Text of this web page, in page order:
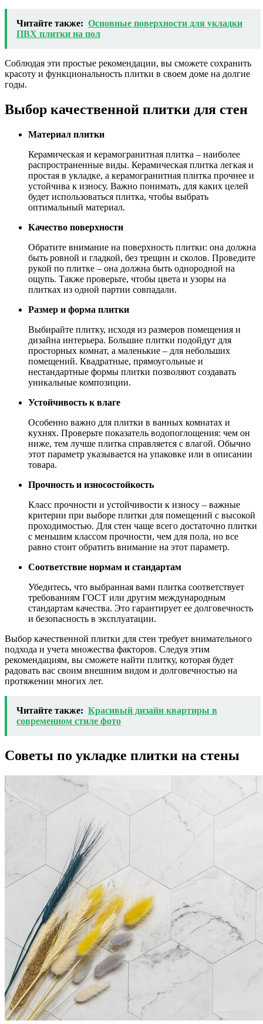
Читайте также: Основные поверхности для укладки
ПВХ плитки на пол
Соблюдая эти простые рекомендации, вы сможете сохранить
красоту и функциональность плитки в своем доме на долгие
годы.
Выбор качественной плитки для стен
Материал плитки
Керамическая и керамогранитная плитка – наиболее
распространенные виды. Керамическая плитка легкая и
простая в укладке, а керамогранитная плитка прочнее и
устойчива к износу. Важно понимать, для каких целей
будет использоваться плитка, чтобы выбрать
оптимальный материал.
Качество поверхности
Обратите внимание на поверхность плитки: она должна
быть ровной и гладкой, без трещин и сколов. Проведите
рукой по плитке – она должна быть однородной на
ощупь. Также проверьте, чтобы цвета и узоры на
плитках из одной партии совпадали.
Размер и форма плитки
Выбирайте плитку, исходя из размеров помещения и
дизайна интерьера. Большие плитки подойдут для
просторных комнат, а маленькие – для небольших
помещений. Квадратные, прямоугольные и
нестандартные формы плитки позволяют создавать
уникальные композиции.
Устойчивость к влаге
Особенно важно для плитки в ванных комнатах и
кухнях. Проверьте показатель водопоглощения: чем он
ниже, тем лучше плитка справляется с влагой. Обычно
этот параметр указывается на упаковке или в описании
товара.
Прочность и износостойкость
Класс прочности и устойчивости к износу – важные
критерии при выборе плитки для помещений с высокой
проходимостью. Для стен чаще всего достаточно плитки
с меньшим классом прочности, чем для пола, но все
равно стоит обратить внимание на этот параметр.
Соответствие нормам и стандартам
Убедитесь, что выбранная вами плитка соответствует
требованиям ГОСТ или другим международным
стандартам качества. Это гарантирует ее долговечность
и безопасность в эксплуатации.
Выбор качественной плитки для стен требует внимательного
подхода и учета множества факторов. Следуя этим
рекомендациям, вы сможете найти плитку, которая будет
радовать вас своим внешним видом и долговечностью на
протяжении многих лет.
Читайте также: Красивый дизайн квартиры в
современном стиле фото
Советы по укладке плитки на стены